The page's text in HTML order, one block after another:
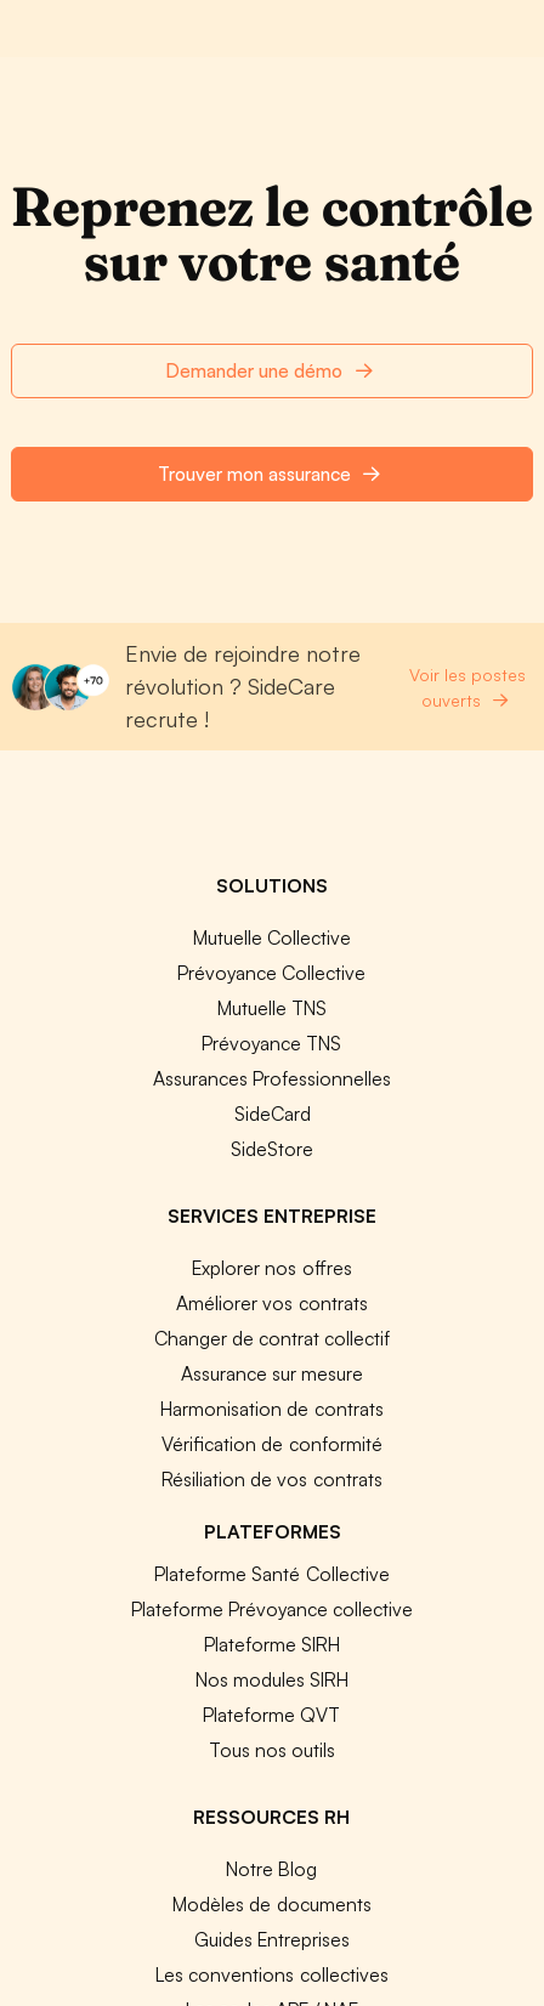
Reprenez le contrôle
sur votre santé
Demander une démo
Trouver mon assurance
Envie de rejoindre notre
révolution ? SideCare
recrute !
Voir les postes
ouverts
SOLUTIONS
Mutuelle Collective
Prévoyance Collective
Mutuelle TNS
Prévoyance TNS
Assurances Professionnelles
SideCard
SideStore
SERVICES ENTREPRISE
Explorer nos offres
Améliorer vos contrats
Changer de contrat collectif
Assurance sur mesure
Harmonisation de contrats
Vérification de conformité
Résiliation de vos contrats
PLATEFORMES
Plateforme Santé Collective
Plateforme Prévoyance collective
Plateforme SIRH
Nos modules SIRH
Plateforme QVT
Tous nos outils
RESSOURCES RH
Notre Blog
Modèles de documents
Guides Entreprises
Les conventions collectives